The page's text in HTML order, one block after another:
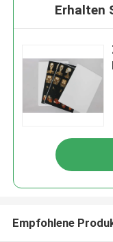
Erhalten
Empfohlene